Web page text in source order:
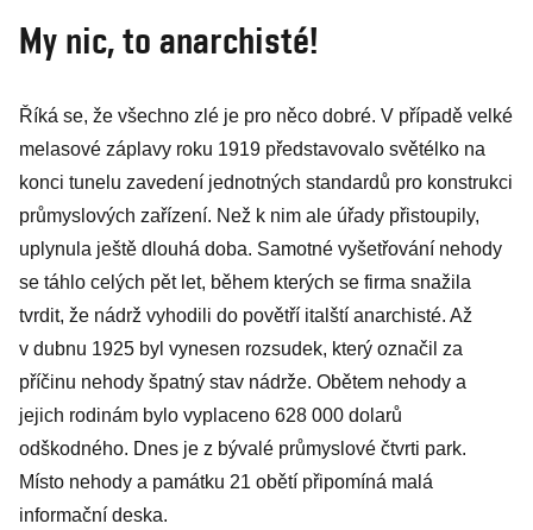
My nic, to anarchisté!
Říká se, že všechno zlé je pro něco dobré. V případě velké
melasové záplavy roku 1919 představovalo světélko na
konci tunelu zavedení jednotných standardů pro konstrukci
průmyslových zařízení. Než k nim ale úřady přistoupily,
uplynula ještě dlouhá doba. Samotné vyšetřování nehody
se táhlo celých pět let, během kterých se firma snažila
tvrdit, že nádrž vyhodili do povětří italští anarchisté. Až
v dubnu 1925 byl vynesen rozsudek, který označil za
příčinu nehody špatný stav nádrže. Obětem nehody a
jejich rodinám bylo vyplaceno 628 000 dolarů
odškodného. Dnes je z bývalé průmyslové čtvrti park.
Místo nehody a památku 21 obětí připomíná malá
informační deska.